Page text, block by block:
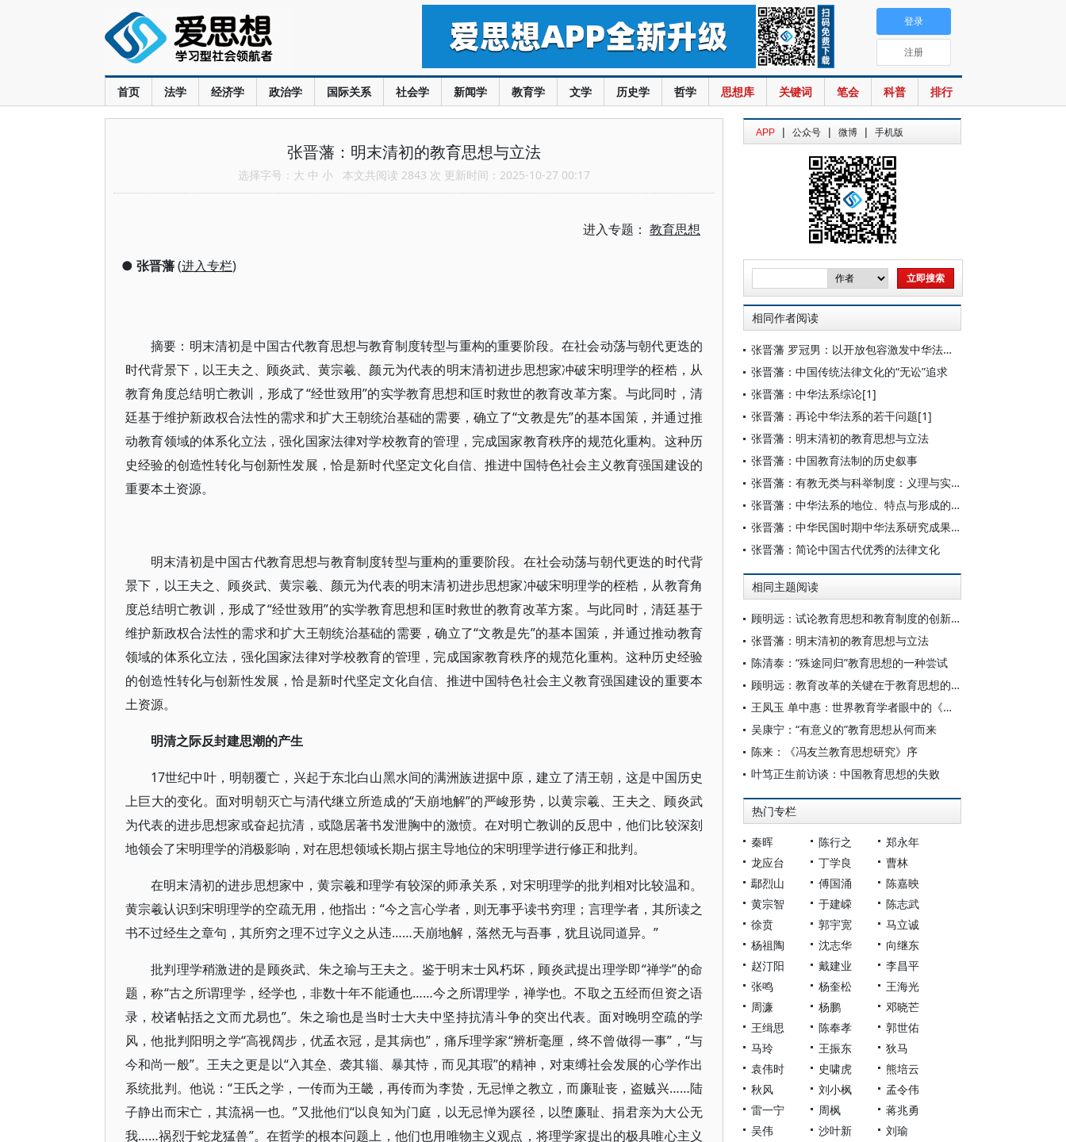
首页 法学 经济学 政治学 国际关系 社会学 新闻学 教育学 文学 历史学 哲学 思想库 关键词 笔会 科普 排行
登录
注册
张晋藩：明末清初的教育思想与立法
选择字号： 大 中 小 本文共阅读 2843 次 更新时间：2025-10-27 00:17
进入专题： 教育思想
● 张晋藩(进入专栏)
摘要：明末清初是中国古代教育思想与教育制度转型与重构的重要阶段。在社会动荡与朝代更迭的
时代背景下，以王夫之、顾炎武、黄宗羲、颜元为代表的明末清初进步思想家冲破宋明理学的桎梏，从
教育角度总结明亡教训，形成了“经世致用”的实学教育思想和匡时救世的教育改革方案。与此同时，清
廷基于维护新政权合法性的需求和扩大王朝统治基础的需要，确立了“文教是先”的基本国策，并通过推
动教育领域的体系化立法，强化国家法律对学校教育的管理，完成国家教育秩序的规范化重构。这种历
史经验的创造性转化与创新性发展，恰是新时代坚定文化自信、推进中国特色社会主义教育强国建设的
重要本土资源。
明末清初是中国古代教育思想与教育制度转型与重构的重要阶段。在社会动荡与朝代更迭的时代背
景下，以王夫之、顾炎武、黄宗羲、颜元为代表的明末清初进步思想家冲破宋明理学的桎梏，从教育角
度总结明亡教训，形成了“经世致用”的实学教育思想和匡时救世的教育改革方案。与此同时，清廷基于
维护新政权合法性的需求和扩大王朝统治基础的需要，确立了“文教是先”的基本国策，并通过推动教育
领域的体系化立法，强化国家法律对学校教育的管理，完成国家教育秩序的规范化重构。这种历史经验
的创造性转化与创新性发展，恰是新时代坚定文化自信、推进中国特色社会主义教育强国建设的重要本
土资源。
明清之际反封建思潮的产生
17世纪中叶，明朝覆亡，兴起于东北白山黑水间的满洲族进据中原，建立了清王朝，这是中国历史
上巨大的变化。面对明朝灭亡与清代继立所造成的“天崩地解”的严峻形势，以黄宗羲、王夫之、顾炎武
为代表的进步思想家或奋起抗清，或隐居著书发泄胸中的激愤。在对明亡教训的反思中，他们比较深刻
地领会了宋明理学的消极影响，对在思想领域长期占据主导地位的宋明理学进行修正和批判。
在明末清初的进步思想家中，黄宗羲和理学有较深的师承关系，对宋明理学的批判相对比较温和。
黄宗羲认识到宋明理学的空疏无用，他指出：“今之言心学者，则无事乎读书穷理；言理学者，其所读之
书不过经生之章句，其所穷之理不过字义之从违……天崩地解，落然无与吾事，犹且说同道异。”
批判理学稍激进的是顾炎武、朱之瑜与王夫之。鉴于明末士风朽坏，顾炎武提出理学即“禅学”的命
题，称“古之所谓理学，经学也，非数十年不能通也……今之所谓理学，禅学也。不取之五经而但资之语
录，校诸帖括之文而尤易也”。朱之瑜也是当时士大夫中坚持抗清斗争的突出代表。面对晚明空疏的学
风，他批判阳明之学“高视阔步，优孟衣冠，是其病也”，痛斥理学家“辨析毫厘，终不曾做得一事”，“与
今和尚一般”。王夫之更是以“入其垒、袭其辎、暴其恃，而见其瑕”的精神，对束缚社会发展的心学作出
系统批判。他说：“王氏之学，一传而为王畿，再传而为李贽，无忌惮之教立，而廉耻丧，盗贼兴……陆
子静出而宋亡，其流祸一也。”又批他们“以良知为门庭，以无忌惮为蹊径，以堕廉耻、捐君亲为大公无
我……祸烈于蛇龙猛兽”。在哲学的根本问题上，他们也用唯物主义观点，将理学家提出的极具唯心主义
APP | 公众号 | 微博 | 手机版
相同作者阅读
张晋藩 罗冠男：以开放包容激发中华法治文明的时代活力
张晋藩：中国传统法律文化的“无讼”追求
张晋藩：中华法系综论[1]
张晋藩：再论中华法系的若干问题[1]
张晋藩：明末清初的教育思想与立法
张晋藩：中国教育法制的历史叙事
张晋藩：有教无类与科举制度：义理与实践的贯通
张晋藩：中华法系的地位、特点与形成的社会历史条件
张晋藩：中华民国时期中华法系研究成果综述[1]
张晋藩：简论中国古代优秀的法律文化
相同主题阅读
顾明远：试论教育思想和教育制度的创新[1]
张晋藩：明末清初的教育思想与立法
陈清泰：“殊途同归”教育思想的一种尝试
顾明远：教育改革的关键在于教育思想的转变
王凤玉 单中惠：世界教育学者眼中的《民主主义与教育》
吴康宁：“有意义的”教育思想从何而来
陈来：《冯友兰教育思想研究》序
叶笃正生前访谈：中国教育思想的失败
热门专栏
秦晖 陈行之
郑永年
龙应台
丁学良
曹林
鄢烈山
傅国涌
陈嘉映
黄宗智
于建嵘
陈志武
徐贲
郭宇宽
马立诚
杨祖陶
沈志华
向继东
赵汀阳
戴建业
李昌平
张鸣
杨奎松
王海光
周濂
杨鹏
邓晓芒
王缉思
陈奉孝
郭世佑
马玲
王振东
狄马
袁伟时
史啸虎
熊培云
秋风
刘小枫
孟令伟
雷一宁
周枫
蒋兆勇
吴伟
沙叶新
刘瑜